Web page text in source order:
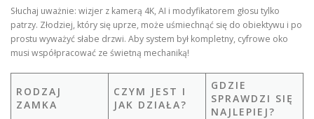
Słuchaj uważnie: wizjer z kamerą 4K, AI i modyfikatorem głosu tylko
patrzy. Złodziej, który się uprze, może uśmiechnąć się do obiektywu i po
prostu wyważyć słabe drzwi. Aby system był kompletny, cyfrowe oko
musi współpracować ze świetną mechaniką!
RODZAJ
ZAMKA
CZYM JEST I
JAK DZIAŁA?
GDZIE
SPRAWDZI SIĘ
NAJLEPIEJ?